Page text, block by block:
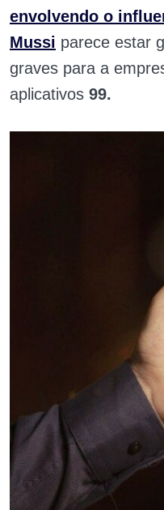
envolvendo o
Mussi parece estar
graves para a
aplicativos 99.